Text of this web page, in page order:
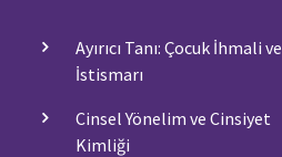
Ayırıcı Tanı: Çocuk İhmali ve
İstismarı
Cinsel Yönelim ve Cinsiyet
Kimliği